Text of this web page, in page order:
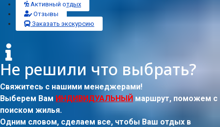
Активный отдых
Отзывы
Заказать экскурсию
Не решили что выбрать?
Свяжитесь с нашими менеджерами!
Выберем Вам ИНДИВИДУАЛЬНЫЙ маршрут, поможем с
поиском жилья.
Одним словом, сделаем все, чтобы Ваш отдых в